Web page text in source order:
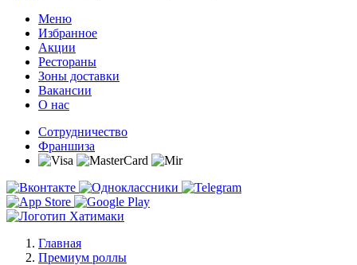
Меню
Избранное
Акции
Рестораны
Зоны доставки
Вакансии
О нас
Сотрудничество
Франшиза
Главная
Премиум роллы